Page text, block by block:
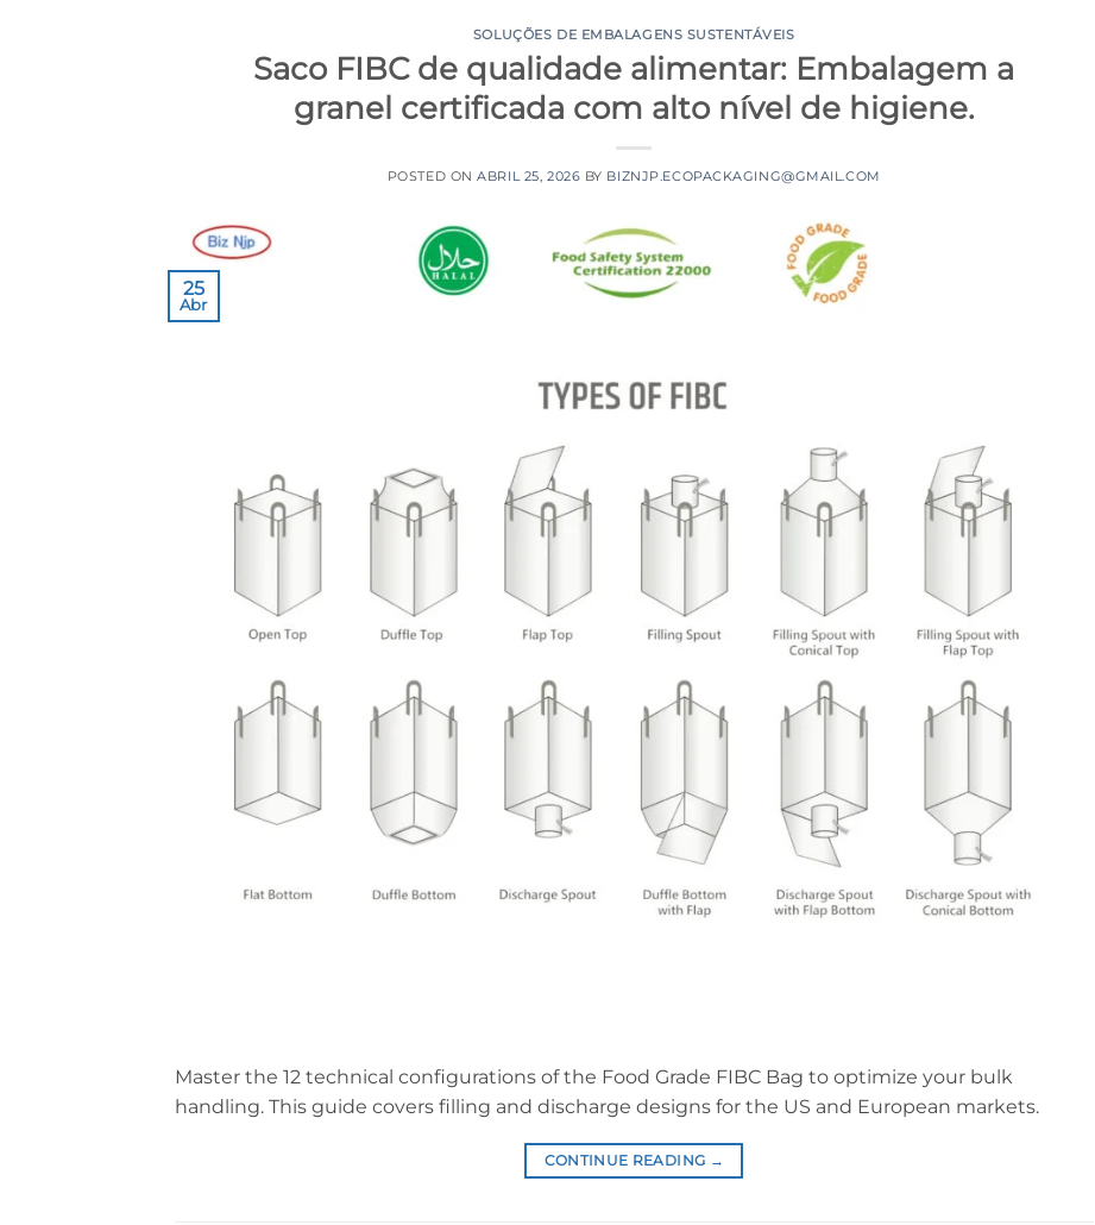
SOLUÇÕES DE EMBALAGENS SUSTENTÁVEIS
Saco FIBC de qualidade alimentar: Embalagem a
granel certificada com alto nível de higiene.
POSTED ONABRIL 25, 2026 BY BIZNJP.ECOPACKAGING@GMAIL.COM
25
Abr
Master the 12 technical configurations of the Food Grade FIBC Bag to optimize your bulk
handling. This guide covers filling and discharge designs for the US and European markets.
CONTINUE READING →